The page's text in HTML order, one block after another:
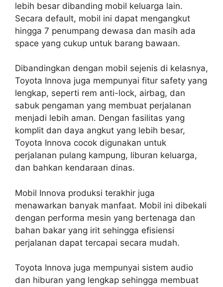
lebih besar dibanding mobil keluarga lain.
Secara default, mobil ini dapat mengangkut
hingga 7 penumpang dewasa dan masih ada
space yang cukup untuk barang bawaan.
Dibandingkan dengan mobil sejenis di kelasnya,
Toyota Innova juga mempunyai fitur safety yang
lengkap, seperti rem anti-lock, airbag, dan
sabuk pengaman yang membuat perjalanan
menjadi lebih aman. Dengan fasilitas yang
komplit dan daya angkut yang lebih besar,
Toyota Innova cocok digunakan untuk
perjalanan pulang kampung, liburan keluarga,
dan bahkan kendaraan dinas.
Mobil Innova produksi terakhir juga
menawarkan banyak manfaat. Mobil ini dibekali
dengan performa mesin yang bertenaga dan
bahan bakar yang irit sehingga efisiensi
perjalanan dapat tercapai secara mudah.
Toyota Innova juga mempunyai sistem audio
dan hiburan yang lengkap sehingga membuat